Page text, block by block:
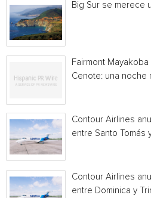
Big Sur se merece
Fairmont
Cenote: una noche
Contour Airlines
entre Santo Tomás
Contour Airlines
entre Dominica y